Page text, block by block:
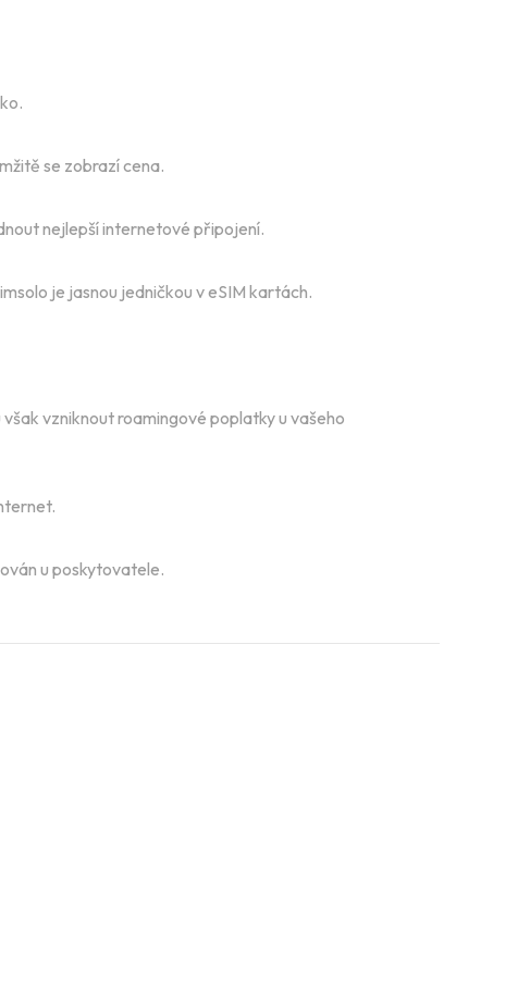
se zobrazí cena.
nejlepší internetové připojení.
je jasnou jedničkou v eSIM kartách.
vzniknout roamingové poplatky u vašeho
u poskytovatele.